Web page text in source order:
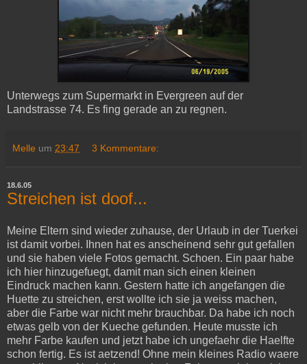
Unterwegs zum Supermarkt in Evergreen auf der
Landstrasse 74. Es fing gerade an zu regnen.
Melle um 23:47 3 Kommentare:
18.6.05
Streichen ist doof...
Meine Eltern sind wieder zuhause, der Urlaub in der Tuerkei
ist damit vorbei. Ihnen hat es anscheinend sehr gut gefallen
und sie haben viele Fotos gemacht. Schoen. Ein paar habe
ich hier hinzugefuegt, damit man sich einen kleinen
Eindruck machen kann. Gestern hatte ich angefangen die
Huette zu streichen, erst wollte ich sie ja weiss machen,
aber die Farbe war nicht mehr brauchbar. Da habe ich noch
etwas gelb von der Kueche gefunden. Heute musste ich
mehr Farbe kaufen und jetzt habe ich ungefaehr die Haelfte
schon fertig. Es ist aetzend! Ohne mein kleines Radio waere